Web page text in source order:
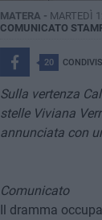
MATERA - MARTEDÌ
COMUNICATO
20
Sulla vertenza
stelle Viviana
annunciata con
Comunicato
Il dramma